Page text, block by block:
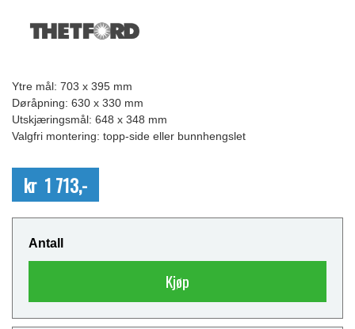
Ytre mål: 703 x 395 mm
Døråpning: 630 x 330 mm
Utskjæringsmål: 648 x 348 mm
Valgfri montering: topp-side eller bunnhengslet
kr 1 713,-
Antall
Kjøp